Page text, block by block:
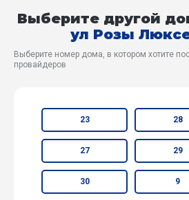
Выберите другой
ул Розы
Выберите номер дома, в котором хотите
провайдеров
23 28
27 29
30 9